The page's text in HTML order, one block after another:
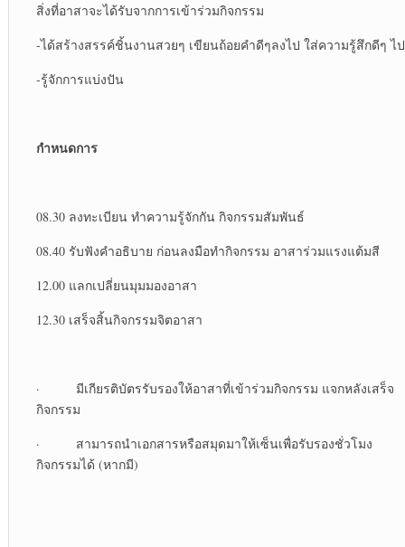
สิ่งที่อาสาจะได้รับจากการเข้าร่วมกิจกรรม
-ได้สร้างสรรค์ชิ้นงานสวยๆ เขียนถ้อยคำดีๆลงไป ใส่ความรู้สึกดีๆ ไป
-รู้จักการแบ่งปัน
กำหนดการ
08.30 ลงทะเบียน ทำความรู้จักกัน กิจกรรมสัมพันธ์
08.40 รับฟังคำอธิบาย ก่อนลงมือทำกิจกรรม อาสาร่วมแรงแต้มสี
12.00 แลกเปลี่ยนมุมมองอาสา
12.30 เสร็จสิ้นกิจกรรมจิตอาสา
· มีเกียรติบัตรรับรองให้อาสาที่เข้าร่วมกิจกรรม แจกหลังเสร็จ
กิจกรรม
· สามารถนำเอกสารหรือสมุดมาให้เซ็นเพื่อรับรองชั่วโมง
กิจกรรมได้ (หากมี)